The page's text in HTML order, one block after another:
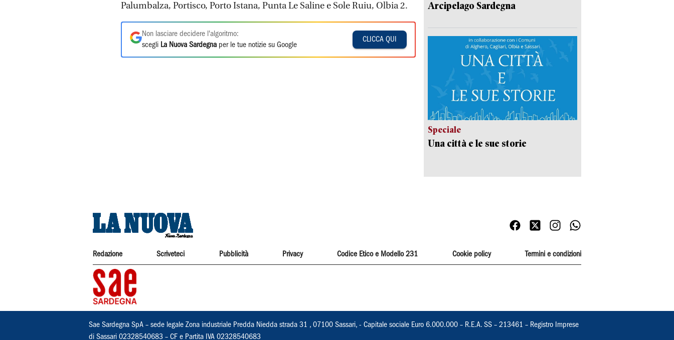
Palumbalza, Portisco, Porto Istana, Punta Le Saline e Sole Ruiu, Olbia 2.
Non lasciare decidere l'algoritmo:
scegli La Nuova Sardegna per le tue notizie su Google
CLICCA QUI
Arcipelago Sardegna
Speciale
Una città e le sue storie
Redazione Scriveteci Pubblicità Privacy Codice Etico e Modello 231 Cookie policy Termini e condizioni
Sae Sardegna SpA – sede legale Zona industriale Predda Niedda strada 31 , 07100 Sassari, - Capitale sociale Euro 6.000.000 – R.E.A. SS – 213461 – Registro Imprese
di Sassari 02328540683 – CF e Partita IVA 02328540683